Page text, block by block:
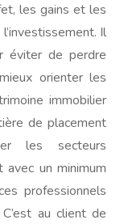
les gains et les
Il
éviter de perdre
orienter les
immobilier
de placement
les secteurs
un minimum
professionnels
au client de